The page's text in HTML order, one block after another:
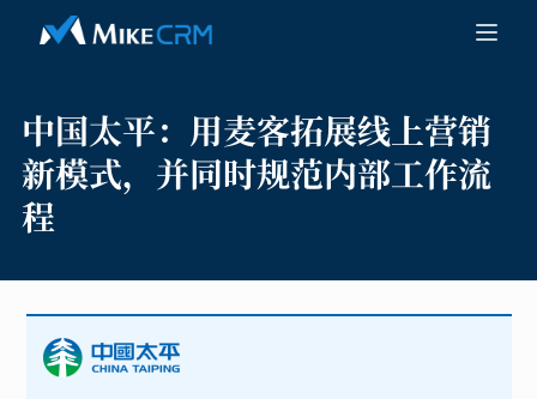
中国太平： 用麦客拓展线上营销
新模式，并同时规范内部工作流
程